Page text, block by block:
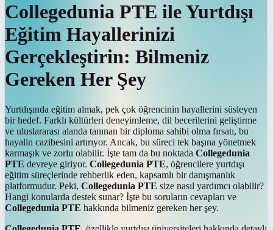
Collegedunia PTE ile Yurtdışı
Eğitim Hayallerinizi
Gerçekleştirin: Bilmeniz
Gereken Her Şey
Yurtdışında eğitim almak, pek çok öğrencinin hayallerini süsleyen
bir hedef. Farklı kültürleri deneyimleme, dil becerilerini geliştirme
ve uluslararası alanda tanınan bir diploma sahibi olma fırsatı, bu
hayalin cazibesini artırıyor. Ancak, bu süreci tek başına yönetmek
karmaşık ve zorlu olabilir. İşte tam da bu noktada Collegedunia
PTE devreye giriyor. Collegedunia PTE, öğrencilere yurtdışı
eğitim süreçlerinde rehberlik eden, kapsamlı bir danışmanlık
platformudur. Peki, Collegedunia PTE size nasıl yardımcı olabilir?
Hangi konularda destek sunar? İşte bu soruların cevapları ve
Collegedunia PTE hakkında bilmeniz gereken her şey.